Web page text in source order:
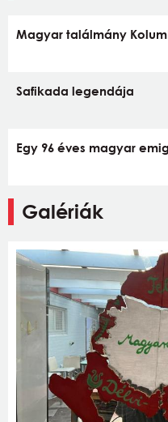
Magyar találmány
Safikada legendája
Egy 96 éves magyar
Galériák